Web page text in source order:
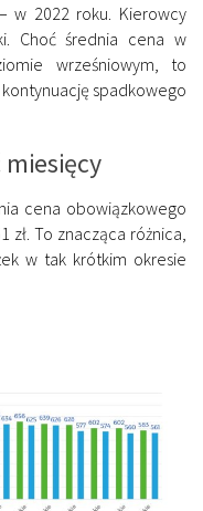
w 2022 roku. Kierowcy
Choć średnia cena w
wrześniowym, to
spadkowego
miesięcy
cena obowiązkowego
zł. To znacząca różnica,
w tak krótkim okresie